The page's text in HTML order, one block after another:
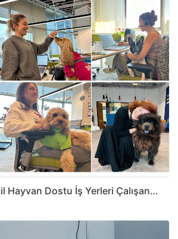
Hayvan Dostu İş Yerleri Çalışan…